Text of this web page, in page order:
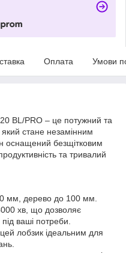
Оплата Умови
BL/PRO – це потужний та
який стане незамінним
оснащений безщітковим
та тривалий
мм, дерево до 100 мм.
хв, що дозволяє
ваші потреби.
лобзик ідеальним для